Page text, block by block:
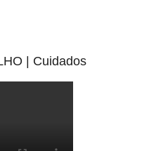
| Cuidados